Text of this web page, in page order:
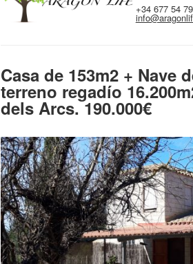
+34 677 54
Casa de 153m2 + Nave
terreno regadío
dels Arcs. 190.000€